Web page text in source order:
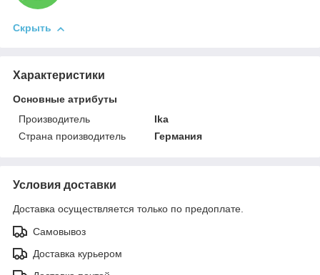
Скрыть
Характеристики
Основные атрибуты
Производитель
Ika
Страна производитель
Германия
Условия доставки
Доставка осуществляется только по предоплате.
Самовывоз
Доставка курьером